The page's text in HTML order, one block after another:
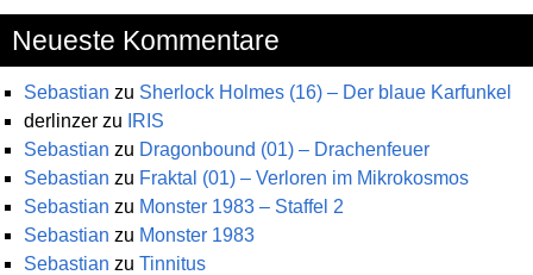
Neueste Kommentare
Sebastian zu Sherlock Holmes (16) – Der blaue Karfunkel
derlinzer zu
IRIS
Sebastian zu Dragonbound (01) – Drachenfeuer
Sebastian zu Fraktal (01) – Verloren im Mikrokosmos
Sebastian zu Monster 1983 – Staffel 2
Sebastian zu Monster 1983
Sebastian zu Tinnitus